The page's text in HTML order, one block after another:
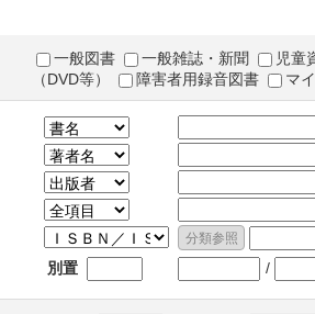
一般図書 一般雑誌・新聞
児童
（DVD等）
障害者用録音図書 マ
別置 /